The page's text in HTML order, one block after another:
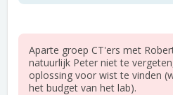
Aparte groep CT'ers met
natuurlijk Peter niet te
oplossing voor wist te vinden
het budget van het lab).